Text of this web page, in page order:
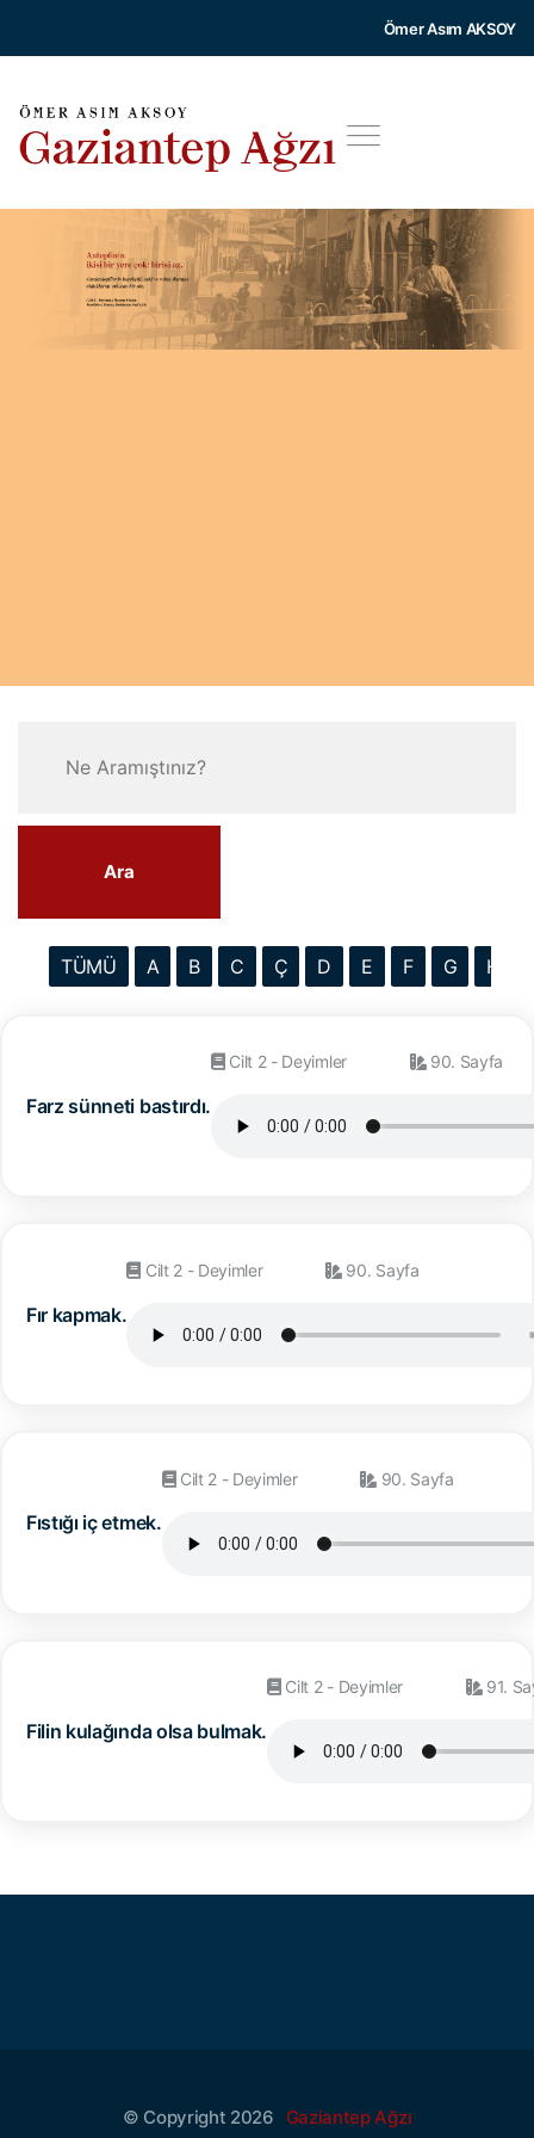
Ömer Asım AKSOY
Ara
TÜMÜ A B C Ç D E F G H
Farz sünneti bastırdı.
Cilt 2 - Deyimler 90. Sayfa
Fır kapmak.
Cilt 2 - Deyimler 90. Sayfa
Fıstığı iç etmek.
Cilt 2 - Deyimler 90. Sayfa
Filin kulağında olsa bulmak.
Cilt 2 - Deyimler 91.
© Copyright 2026 Gaziantep Ağzı